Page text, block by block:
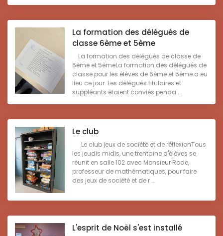
La formation des délégués de
classe 6ème et 5ème
La formation des délégués de classe de
6ème et 5èmeLa formation des délégués de
classe pour les élèves de 6ème et 5ème a eu
lieu ce jour. Les délégués titulaires et
suppléants étaient conviés penda ...
Le club
Le club jeux de société et de réflexionTous
les jeudis midis, une trentaine d'élèves se
réunit en salle 102 avec Monsieur Rode,
professeur de mathématiques, pour faire
des jeux de société et de r ...
L'esprit de Noël s'est installé